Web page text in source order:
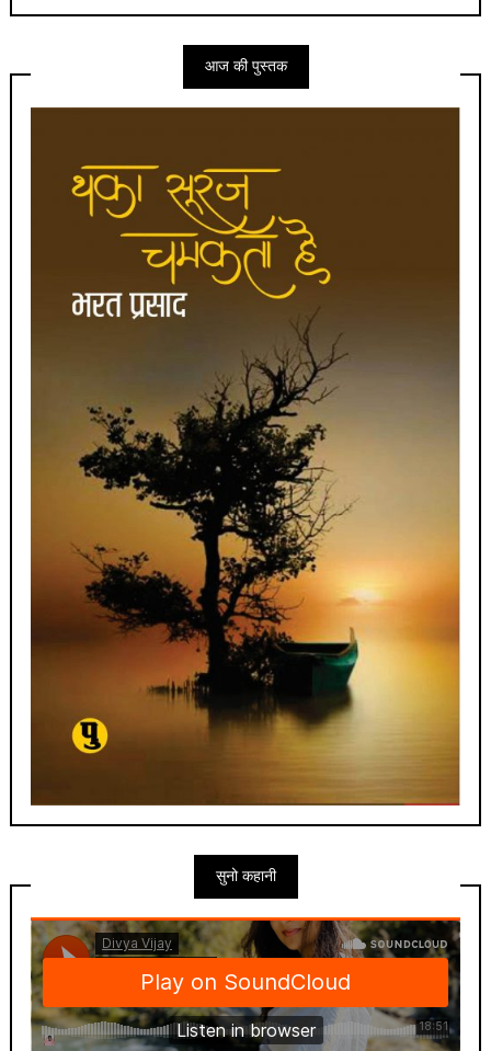
आज की पुस्तक
सुनो कहानी